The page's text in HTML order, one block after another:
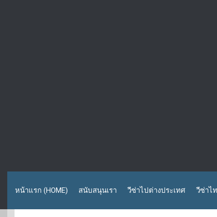
หน้าแรก (HOME) สนับสนุนเรา วีซ่าไปต่างประเทศ วีซ่าไ